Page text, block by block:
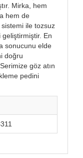
Mirka, hem
hem de
ile tozsuz
En
sonucunu elde
doğru
göz atın
pedini